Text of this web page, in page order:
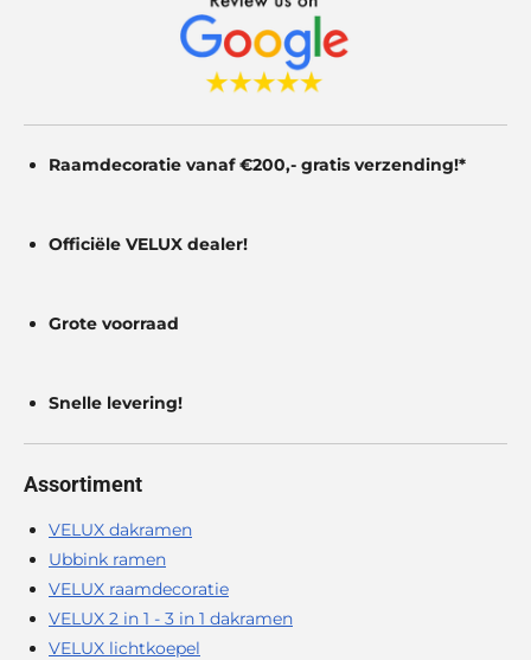
n
Raamdecoratie vanaf €200,- gratis verzending!*
Officiële VELUX dealer!
Grote voorraad
Snelle levering!
Assortiment
VELUX dakramen
Ubbink ramen
VELUX raamdecoratie
VELUX 2 in 1 - 3 in 1 dakramen
VELUX lichtkoepel